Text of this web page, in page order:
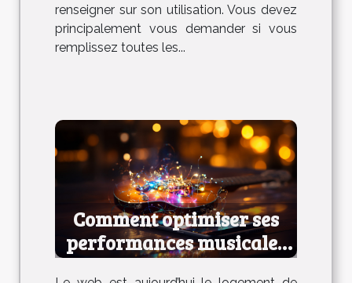
renseigner sur son utilisation. Vous devez
principalement vous demander si vous
remplissez toutes les...
Comment optimiser ses
performances musicales
en ligne ?